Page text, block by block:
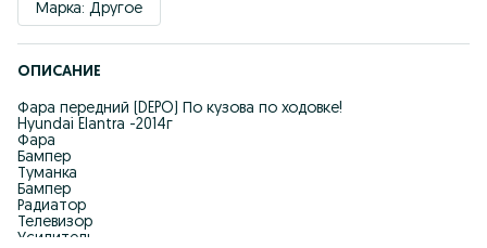
Марка: Другое
ОПИСАНИЕ
Фара передний (DEPO) По кузова по ходовке!
Hyundai Elantra -2014г
Фара
Бампер
Туманка
Бампер
Радиатор
Телевизор
Усилитель